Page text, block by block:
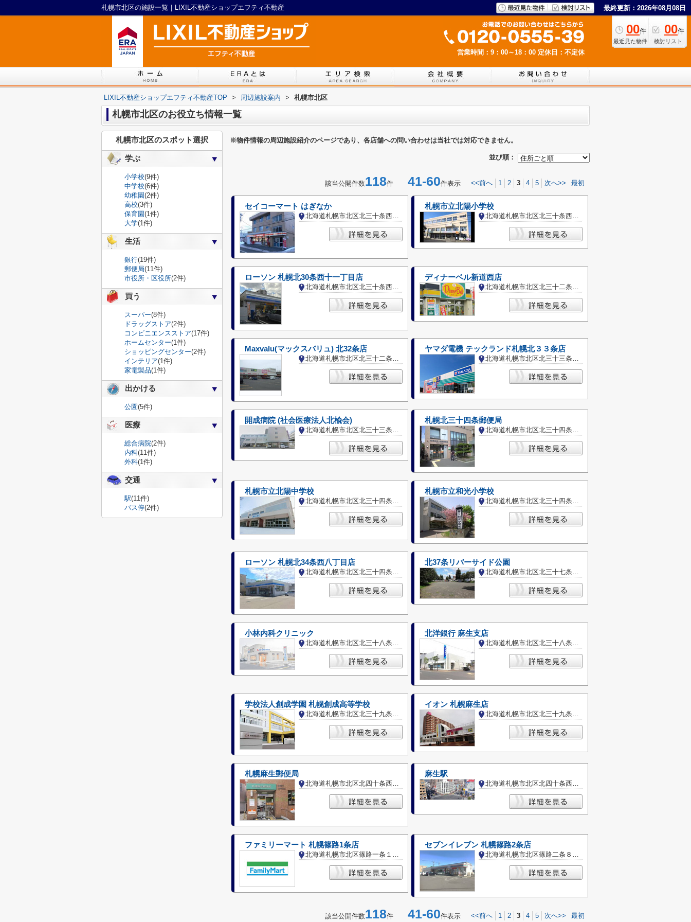
札幌市北区の施設一覧｜LIXIL不動産ショップエフティ不動産 最終更新：2026年08月08日
00件
最近見た物件
00件
検討リスト
営業時間：9：00～18：00 定休日：不定休
LIXIL不動産ショップエフティ不動産TOP > 周辺施設案内 > 札幌市北区
札幌市北区のお役立ち情報一覧
※物件情報の周辺施設紹介のページであり、各店舗への問い合わせは当社では対応できません。
並び順：
該当公開件数118件 41-60件表示 <<前へ 1 2 3 4 5 次へ>> 最初
セイコーマート はぎなか
北海道札幌市北区北三十条西８丁目
札幌市立北陽小学校
北海道札幌市北区北三十条西９丁目
ローソン 札幌北30条西十一丁目店
北海道札幌市北区北三十条西１１丁目
ディナーベル新道西店
北海道札幌市北区北三十二条西１０丁目
Maxvalu(マックスバリュ) 北32条店
北海道札幌市北区北三十二条西１３丁目
ヤマダ電機 テックランド札幌北３３条店
北海道札幌市北区北三十三条西５丁目
開成病院 (社会医療法人北楡会)
北海道札幌市北区北三十三条西６丁目
札幌北三十四条郵便局
北海道札幌市北区北三十四条西４丁目
札幌市立北陽中学校
北海道札幌市北区北三十四条西７丁目
札幌市立和光小学校
北海道札幌市北区北三十四条西７丁目
ローソン 札幌北34条西八丁目店
北海道札幌市北区北三十四条西８丁目
北37条リバーサイド公園
北海道札幌市北区北三十七条西２丁目
小林内科クリニック
北海道札幌市北区北三十八条西２丁目
北洋銀行 麻生支店
北海道札幌市北区北三十八条西４丁目
学校法人創成学園 札幌創成高等学校
北海道札幌市北区北三十九条西３丁目
イオン 札幌麻生店
北海道札幌市北区北三十九条西４丁目
札幌麻生郵便局
北海道札幌市北区北四十条西４丁目
麻生駅
北海道札幌市北区北四十条西５丁目
ファミリーマート 札幌篠路1条店
北海道札幌市北区篠路一条１０丁目
セブンイレブン 札幌篠路2条店
北海道札幌市北区篠路二条８丁目
該当公開件数118件 41-60件表示 <<前へ 1 2 3 4 5 次へ>> 最初
札幌市北区のスポット選択
学ぶ
小学校(9件)
中学校(6件)
幼稚園(2件)
高校(3件)
保育園(1件)
大学(1件)
生活
銀行(19件)
郵便局(11件)
市役所・区役所(2件)
買う
スーパー(8件)
ドラッグストア(2件)
コンビニエンスストア(17件)
ホームセンター(1件)
ショッピングセンター(2件)
インテリア(1件)
家電製品(1件)
出かける
公園(5件)
医療
総合病院(2件)
内科(11件)
外科(1件)
交通
駅(11件)
バス停(2件)